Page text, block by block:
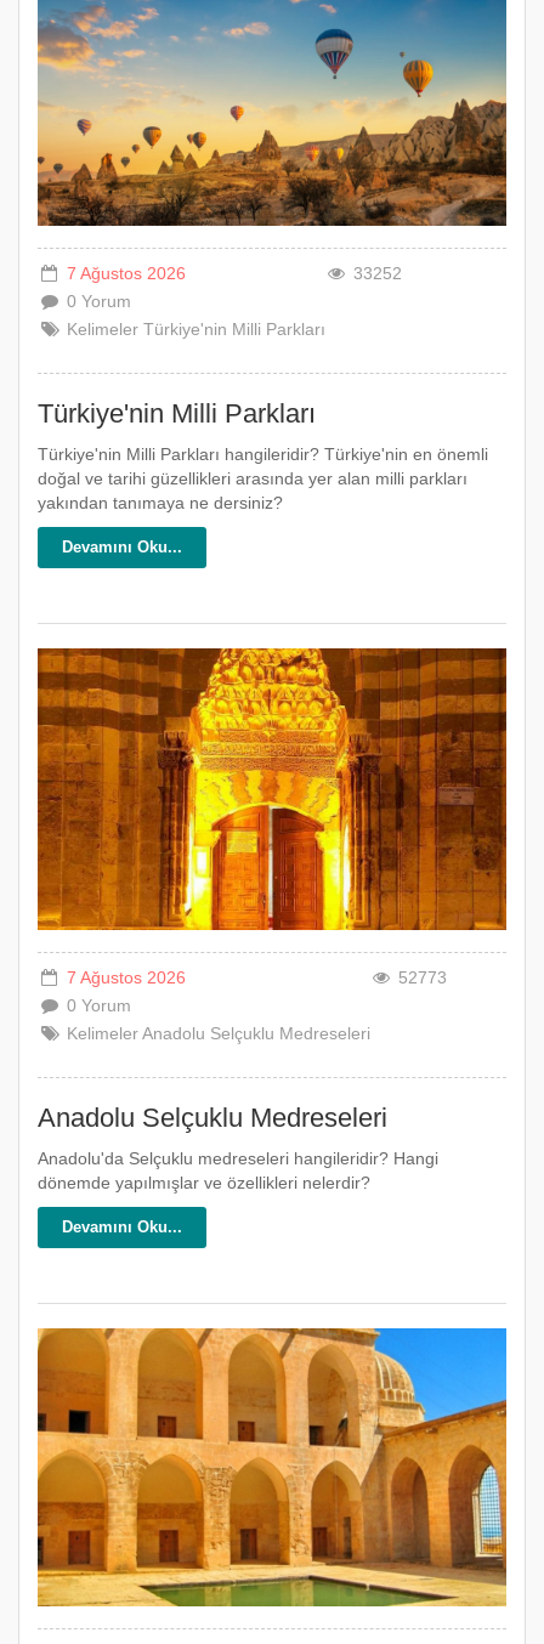
7 Ağustos 2026
0 Yorum
Kelimeler Türkiye'nin Milli Parkları
33252
Türkiye'nin Milli Parkları
Türkiye'nin Milli Parkları hangileridir? Türkiye'nin en önemli
doğal ve tarihi güzellikleri arasında yer alan milli parkları
yakından tanımaya ne dersiniz?
Devamını Oku...
7 Ağustos 2026
0 Yorum
KelimelerAnadolu Selçuklu Medreseleri
52773
Anadolu Selçuklu Medreseleri
Anadolu'da Selçuklu medreseleri hangileridir? Hangi
dönemde yapılmışlar ve özellikleri nelerdir?
Devamını Oku...